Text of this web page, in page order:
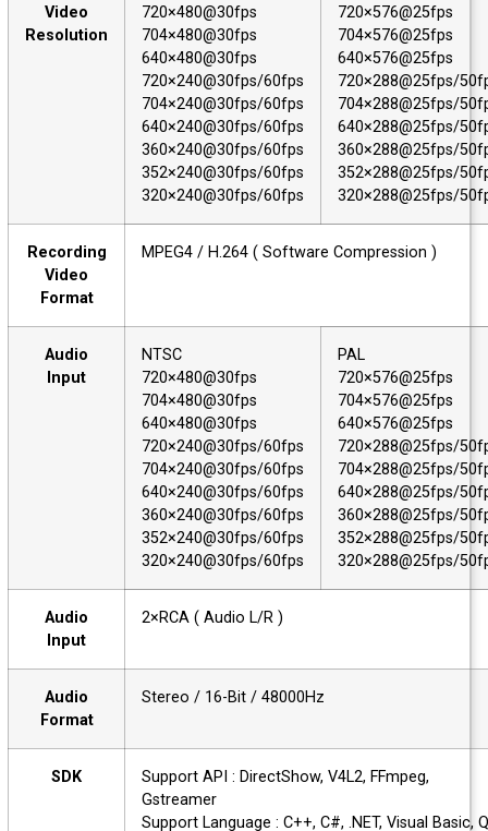
Video
Resolution
720×480@30fps
704×480@30fps
640×480@30fps
720×240@30fps/60fps
704×240@30fps/60fps
640×240@30fps/60fps
360×240@30fps/60fps
352×240@30fps/60fps
320×240@30fps/60fps
720×576@25fps
704×576@25fps
640×576@25fps
720×288@25fps/
704×288@25fps/
640×288@25fps/
360×288@25fps/
352×288@25fps/
320×288@25fps/
Recording
Video
Format
MPEG4 / H.264 ( Software Compression )
Audio
Input
NTSC
720×480@30fps
704×480@30fps
640×480@30fps
720×240@30fps/60fps
704×240@30fps/60fps
640×240@30fps/60fps
360×240@30fps/60fps
352×240@30fps/60fps
320×240@30fps/60fps
PAL
720×576@25fps
704×576@25fps
640×576@25fps
720×288@25fps/
704×288@25fps/
640×288@25fps/
360×288@25fps/
352×288@25fps/
320×288@25fps/
Audio
Input
2×RCA ( Audio L/R )
Audio
Format
Stereo / 16-Bit / 48000Hz
SDK
Support API : DirectShow, V4L2, FFmpeg,
Gstreamer
Support Language : C++, C#, .NET, Visual